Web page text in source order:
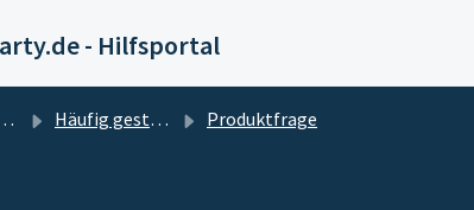
- Hilfsportal
Häufig gestellte Fragen & Antworten Produktfrage